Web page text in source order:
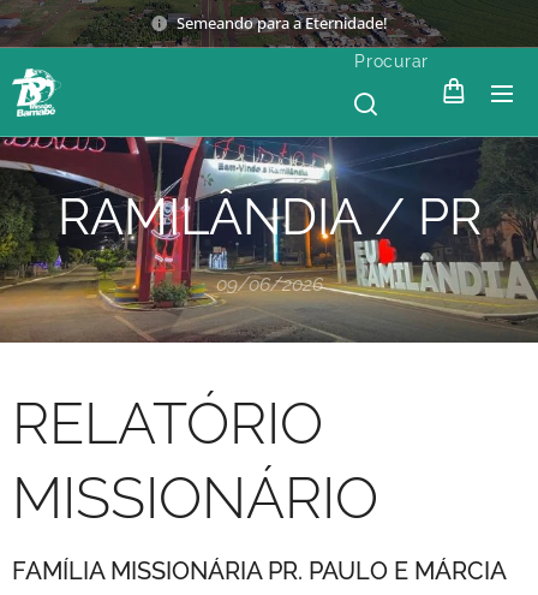
Semeando para a Eternidade!
Procurar
RAMILÂNDIA / PR
09/06/2026
RELATÓRIO
MISSIONÁRIO
FAMÍLIA MISSIONÁRIA PR. PAULO E MÁRCIA